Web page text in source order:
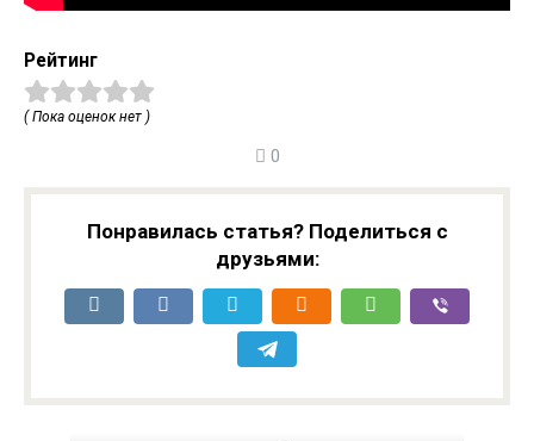
Рейтинг
( Пока оценок нет )
0
Понравилась статья? Поделиться с
друзьями: